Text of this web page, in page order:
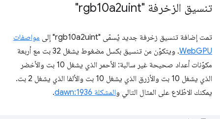
تنسيق الزخرفة "rgb10a2uint"
تمت إضافة تنسيق زخرفة جديد يُسمّى "rgb10a2uint" إلى
مواصفات
WebGPU
. ويتكوّن من تنسيق بكسل مضغوط يشغل 32 بت مع أربعة
مكوّنات أعداد صحيحة غير سالبة: الأحمر الذي يشغل 10 بت والأخضر
الذي يشغل 10 بت والأزرق الذي يشغل 10 بت والألفا الذي يشغل 2 بت.
يمكنك الاطّلاع على المثال التالي والمشكلة dawn:1936 .